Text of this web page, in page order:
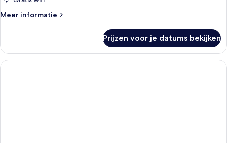
Meer informatie
Meer
Prijzen voor je datums bekijken